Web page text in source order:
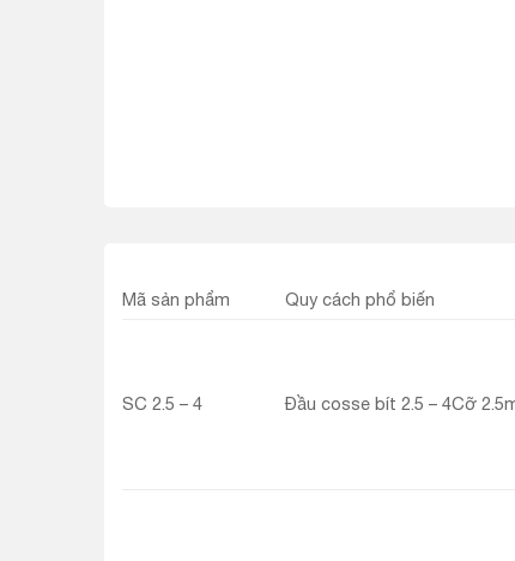
Mã sản phẩm Quy cách phổ biến
SC 2.5 – 4 Đầu cosse bít 2.5 – 4Cỡ